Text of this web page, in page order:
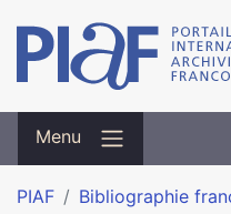
Menu
PIAF
Bibliographie